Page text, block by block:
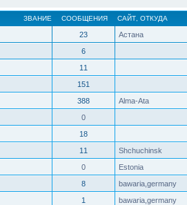
ЗВАНИЕ СООБЩЕНИЯ САЙТ ОТКУДА
23 Астана
6
11
151
388 Alma-Ata
0
18
11 Shchuchinsk
0 Estonia
8 bawaria,germany
1 bawaria,germany